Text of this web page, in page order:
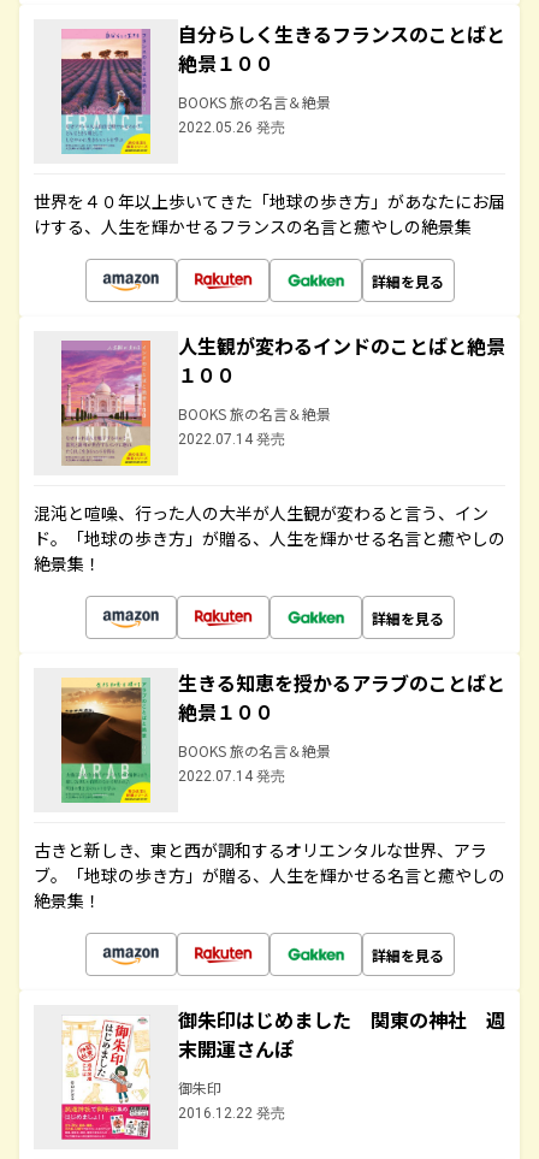
自分らしく生きるフランスのことばと
絶景１００
BOOKS 旅の名言＆絶景
2022.05.26 発売
世界を４０年以上歩いてきた「地球の歩き方」があなたにお届
けする、人生を輝かせるフランスの名言と癒やしの絶景集
詳細を見る
人生観が変わるインドのことばと絶景
１００
BOOKS 旅の名言＆絶景
2022.07.14 発売
混沌と喧噪、行った人の大半が人生観が変わると言う、イン
ド。「地球の歩き方」が贈る、人生を輝かせる名言と癒やしの
絶景集！
詳細を見る
生きる知恵を授かるアラブのことばと
絶景１００
BOOKS 旅の名言＆絶景
2022.07.14 発売
古きと新しき、東と西が調和するオリエンタルな世界、アラ
ブ。「地球の歩き方」が贈る、人生を輝かせる名言と癒やしの
絶景集！
詳細を見る
御朱印はじめました 関東の神社 週
末開運さんぽ
御朱印
2016.12.22 発売